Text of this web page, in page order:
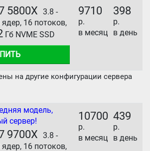
5800X 3.8 -
ядер, 16 потоков,
Гб NVME SSD
9710
р.
в месяц
398
р.
в день
на другие конфигурации сервера
модель,
сервер!
9700X 3.8 -
ядер, 16 потоков,
10700
р.
в месяц
439
р.
в день